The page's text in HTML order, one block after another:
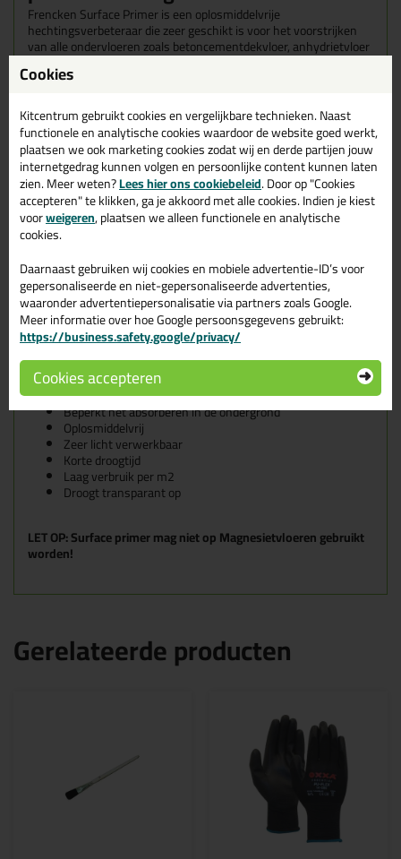
Frencken Surface Primer is een oplosmiddelvrije
hechtingsverbeteraar die zeer geschikt is voor het voorstrijken
van alle ondervloeren zoals betoncementdekvloer, anhydrietvloer
en zelfs op niet poreuze ondergronden als een tegelvloer.
De Surface primer is een primer voor het voorstrijken van
absorberende en niet absorberende minerale vochtongevoelige
ondergronden zoals bijv. Cementgebonden dekvloeren, beton,
calciumsulfaatgebonden en geëgaliseerde ondergronden.
Daarnaast bindt Surface Primer enigszins reststof en fungeert
deze als hechtprimer op niet poreuze ondergronden.
Surface Primer hardt uitsluitend uit door de verdamping van het
aanwezige water. na uitharding ontstaat een film die uitstekende
eigenschappen heeft aangaande hechting op praktisch alle goed
absorberende ondergronden.
Tip!💡
Zit jij met jouw klus lang op de grond? Gebruik
dankniebeschermers! Hiermee voorkom je knie- en rugklachten.
Kenmerken
Verhoogt de hechting op alle ondergronden
Beperkt het absorberen in de ondergrond
Oplosmiddelvrij
Zeer licht verwerkbaar
Korte droogtijd
Laag verbruik per m2
Droogt transparant op
LET OP: Surface primer mag niet op Magnesietvloeren gebruikt
worden!
Gerelateerde producten
Cookies
Kitcentrum gebruikt cookies en vergelijkbare technieken. Naast
functionele en analytische cookies waardoor de website goed werkt,
plaatsen we ook marketing cookies zodat wij en derde partijen jouw
internetgedrag kunnen volgen en persoonlijke content kunnen laten
zien. Meer weten?Lees hier ons cookiebeleid. Door op "Cookies
accepteren" te klikken, ga je akkoord met alle cookies. Indien je kiest
voorweigeren, plaatsen we alleen functionele en analytische
cookies.
Daarnaast gebruiken wij cookies en mobiele advertentie-ID’s voor
gepersonaliseerde en niet-gepersonaliseerde advertenties,
waaronder advertentiepersonalisatie via partners zoals Google.
Meer informatie over hoe Google persoonsgegevens gebruikt:
https://business.safety.google/privacy/
Cookies accepteren